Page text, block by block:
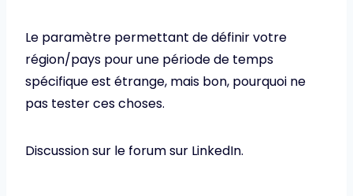
Le paramètre permettant de définir votre
région/pays pour une période de temps
spécifique est étrange, mais bon, pourquoi ne
pas tester ces choses.
Discussion sur le forum sur LinkedIn.